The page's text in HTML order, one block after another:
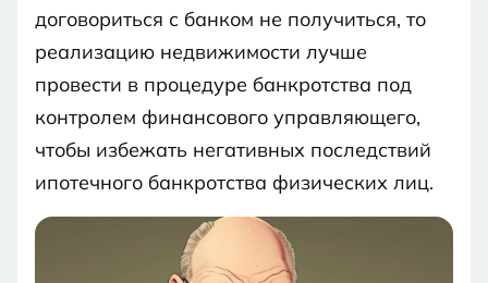
договориться с банком не получиться, то
реализацию недвижимости лучше
провести в процедуре банкротства под
контролем финансового управляющего,
чтобы избежать негативных последствий
ипотечного банкротства физических лиц.